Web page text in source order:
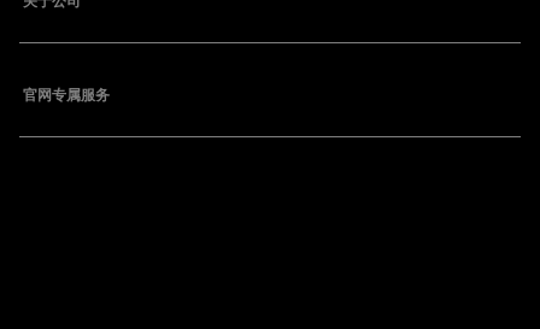
官网专属服务